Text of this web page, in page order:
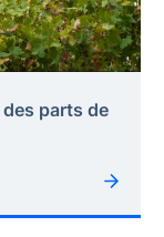
parts de